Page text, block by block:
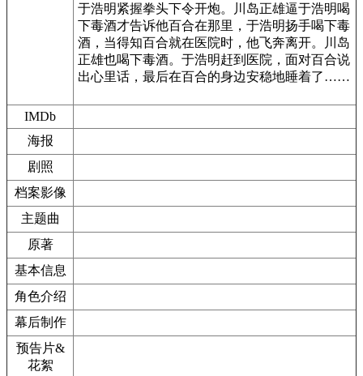
于浩明紧握拳头下令开炮。川岛正雄逼于浩明喝
下毒酒才告诉他百合在那里，于浩明扬手喝下毒
酒，当得知百合就在医院时，他飞奔离开。川岛
正雄也喝下毒酒。于浩明赶到医院，面对百合说
出心里话，最后在百合的身边安稳地睡着了……
IMDb
海报
剧照
档案影像
主题曲
原著
基本信息
角色介绍
幕后制作
预告片&
花絮